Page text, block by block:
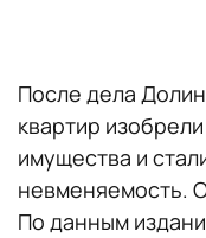
После дела
квартир
имущества и
невменяемость.
По данным